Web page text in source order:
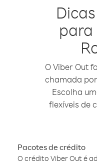
para
O Viber Out
chamada
Escolha
flexíveis de
Pacotes de crédito
O crédito Viber Out é